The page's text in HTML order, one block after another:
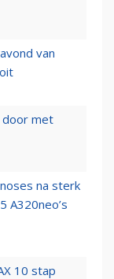
van
door met
na sterk
A320neo’s
10 stap